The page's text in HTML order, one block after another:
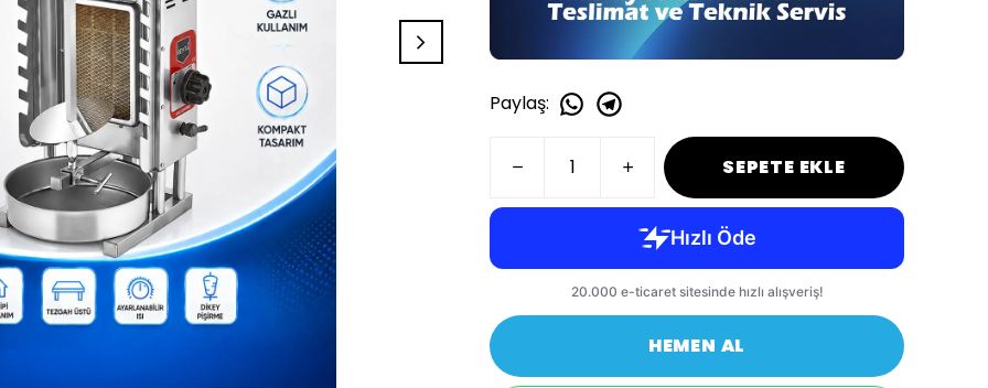
Paylaş:
SEPETE EKLE
HEMEN AL